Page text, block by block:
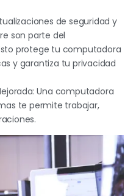
de seguridad y
son parte del
protege tu computadora
y garantiza tu privacidad
Una computadora
te permite trabajar,